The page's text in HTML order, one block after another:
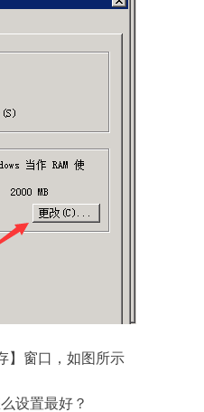
】窗口，如图所示
设置最好？